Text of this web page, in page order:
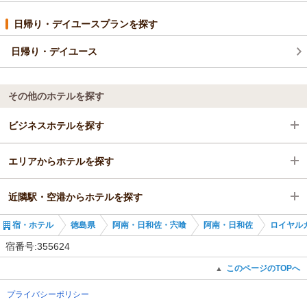
日帰り・デイユースプランを探す
日帰り・デイユース
その他のホテルを探す
ビジネスホテルを探す
徳島県
阿南・日和佐・宍喰
阿南・日和佐
エリアからホテルを探す
徳島県
阿南・日和佐・宍喰
近隣駅・空港からホテルを探す
阿南駅
宿・ホテル 徳島県 阿南・日和佐・宍喰 阿南・日和佐 ロイヤル
宿番号:355624
▲ このページのTOPへ
プライバシーポリシー